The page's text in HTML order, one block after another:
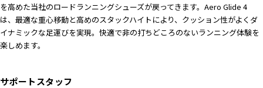
を高めた当社のロードランニングシューズが戻ってきます。Aero Glide 4
は、最適な重心移動と高めのスタックハイトにより、クッション性がよくダ
イナミックな足運びを実現。快適で非の打ちどころのないランニング体験を
楽しめます。
サポートスタッフ